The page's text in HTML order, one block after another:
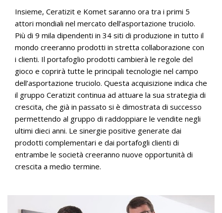
Insieme, Ceratizit e Komet saranno ora tra i primi 5
attori mondiali nel mercato dell’asportazione truciolo.
Più di 9 mila dipendenti in 34 siti di produzione in tutto il
mondo creeranno prodotti in stretta collaborazione con
i clienti. Il portafoglio prodotti cambierà le regole del
gioco e coprirà tutte le principali tecnologie nel campo
dell’asportazione truciolo. Questa acquisizione indica che
il gruppo Ceratizit continua ad attuare la sua strategia di
crescita, che già in passato si è dimostrata di successo
permettendo al gruppo di raddoppiare le vendite negli
ultimi dieci anni. Le sinergie positive generate dai
prodotti complementari e dai portafogli clienti di
entrambe le società creeranno nuove opportunità di
crescita a medio termine.